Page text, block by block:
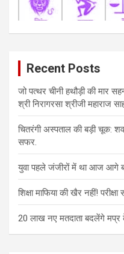
Recent Posts
जो पत्थर चीनी हथौड़ी की मार
श्री निरागरसा श्रीजी महाराज
चितरंगी अस्पताल की बड़ी चूक:
सफर.
युवा पहले जंजीरों में था आज आगे
शिक्षा माफिया की खैर नहीं!
20 लाख नए मतदाता बदलेंगे मप्र